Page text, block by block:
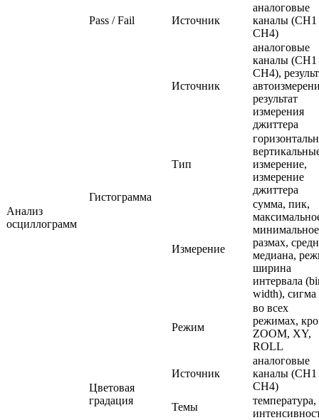
Анализ
осциллограмм
Pass / Fail Источник
аналоговые
каналы (CH1
CH4)
Гистограмма
Источник
аналоговые
каналы (CH1
CH4),
результат
измерения
джиттера
Тип
измерение,
измерение
джиттера
Измерение
сумма, пик,
размах,
медиана,
ширина
интервала
width), сигма
Режим
во всех
режимах,
ZOOM, XY,
ROLL
Цветовая
градация
Источник
аналоговые
каналы (CH1
CH4)
Темы
температура,